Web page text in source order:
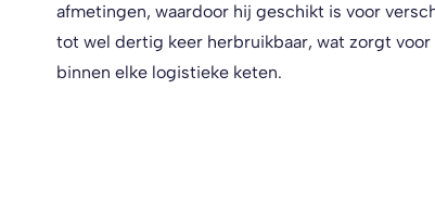
afmetingen, waardoor hij geschikt is voor
tot wel dertig keer herbruikbaar, wat zorgt
binnen elke logistieke keten.